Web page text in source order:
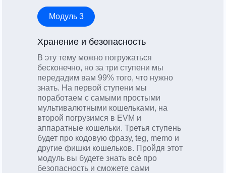
Хранение и безопасность
В эту тему можно погружаться
бесконечно, но за три ступени мы
передадим вам 99% того, что нужно
знать. На первой ступени мы
поработаем с самыми простыми
мультивалютными кошельками, на
второй погрузимся в EVM и
аппаратные кошельки. Третья ступень
будет про кодовую фразу, teg, memo и
другие фишки кошельков. Пройдя этот
модуль вы будете знать всё про
безопасность и сможете сами
Модуль 3